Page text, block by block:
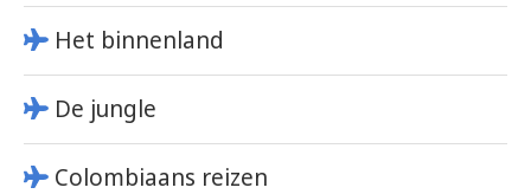
Het binnenland
De jungle
Colombiaans reizen